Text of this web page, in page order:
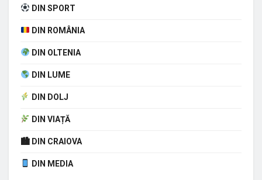
DIN SPORT
DIN ROMÂNIA
DIN OLTENIA
DIN LUME
DIN DOLJ
DIN VIAȚĂ
🏙 DIN CRAIOVA
DIN MEDIA